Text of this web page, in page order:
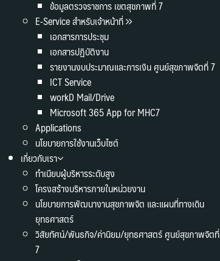
ข้อมูลตรวจราชการ เขตสุขภาพที่ 7
E-Service สำหรับเจ้าหน้าที่
เอกสารการประชุม
เอกสารปฏิบัติงาน
รายงานงบประมาณและการเงิน ศูนย์สุขภาพจิตที่ 7
ICT Service
workD Mail/Drive
Microsoft 365 App for MHC7
Applications
นโยบายการใช้งานเว็บไซต์
เกี่ยวกับเรา
ทำเนียบผู้บริหารระดับสูง
โครงสร้างบริหารภายในหน่วยงาน
นโยบายการพัฒนางานสุขภาพจิต และแผนที่ทางเดิน
ยุทธศาสตร์
วิสัยทัศน์/พันธกิจ/ค่านิยม/ยุทธศาสตร์ ศูนย์สุขภาพจิตที่
7